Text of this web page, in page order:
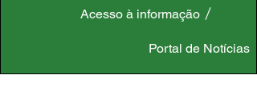
Acesso à informação
Portal de Notícias